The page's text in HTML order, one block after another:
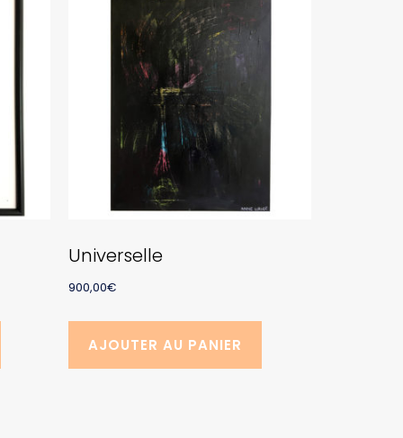
Universelle
900,00€
AJOUTER AU PANIER